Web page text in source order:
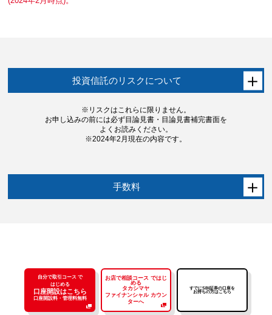
投資信託のリスクについて
※リスクはこれらに限りません。
お申し込みの前には必ず目論見書・目論見書補完書面を
よくお読みください。
※2024年2月現在の内容です。
手数料
自分で取引コース で
はじめる
口座開設はこちら
口座開設料・管理料無料
お店で相談コース ではじ
める
タカシマヤ
ファイナンシャル カウン
ターへ
すでにSBI証券の口座を
お持ちの方はこちら